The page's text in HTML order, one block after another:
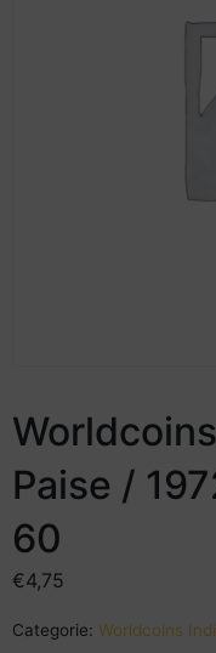
Paise /
60
€4,75
Categorie: Worldcoins